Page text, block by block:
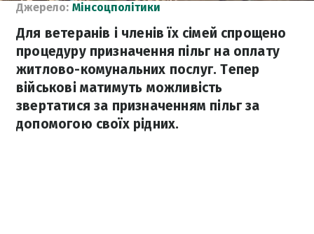
Джерело: Мінсоцполітики
Для ветеранів і членів їх сімей спрощено
процедуру призначення пільг на оплату
житлово-комунальних послуг. Тепер
військові матимуть можливість
звертатися за призначенням пільг за
допомогою своїх рідних.